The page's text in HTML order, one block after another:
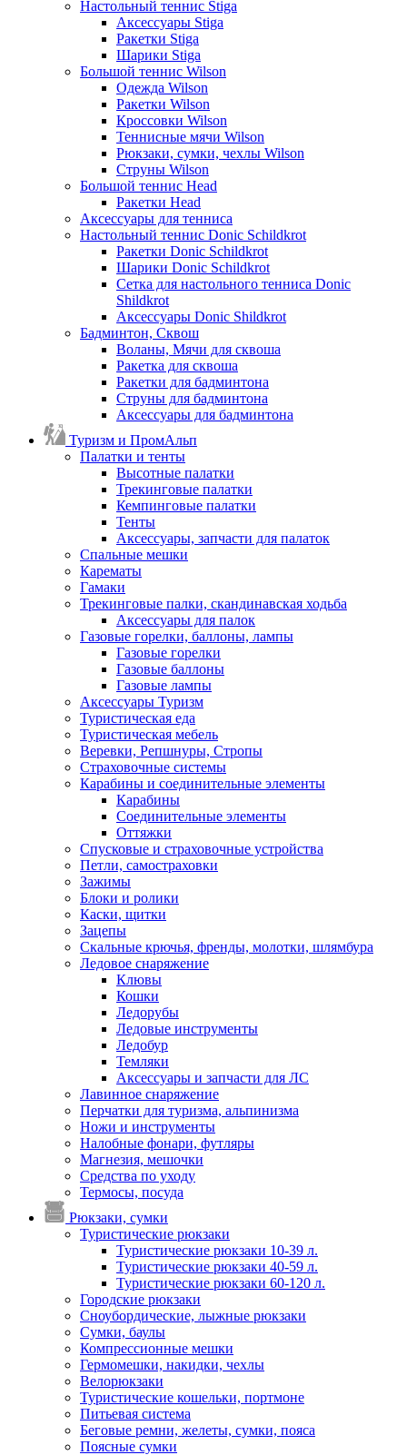
Настольный теннис Stiga
Аксессуары Stiga
Ракетки Stiga
Шарики Stiga
Большой теннис Wilson
Одежда Wilson
Ракетки Wilson
Кроссовки Wilson
Теннисные мячи Wilson
Рюкзаки, сумки, чехлы Wilson
Струны Wilson
Большой теннис Head
Ракетки Head
Аксессуары для тенниса
Настольный теннис Donic Schildkrot
Ракетки Donic Schildkrot
Шарики Donic Schildkrot
Сетка для настольного тенниса Donic
Shildkrot
Аксессуары Donic Shildkrot
Бадминтон, Сквош
Воланы, Мячи для сквоша
Ракетка для сквоша
Ракетки для бадминтона
Струны для бадминтона
Аксессуары для бадминтона
Туризм и ПромАльп
Палатки и тенты
Высотные палатки
Трекинговые палатки
Кемпинговые палатки
Тенты
Аксессуары, запчасти для палаток
Спальные мешки
Карематы
Гамаки
Трекинговые палки, скандинавская ходьба
Аксессуары для палок
Газовые горелки, баллоны, лампы
Газовые горелки
Газовые баллоны
Газовые лампы
Аксессуары Туризм
Туристическая еда
Туристическая мебель
Веревки, Репшнуры, Стропы
Страховочные системы
Карабины и соединительные элементы
Карабины
Соединительные элементы
Оттяжки
Спусковые и страховочные устройства
Петли, самостраховки
Зажимы
Блоки и ролики
Каски, щитки
Зацепы
Скальные крючья, френды, молотки, шлямбура
Ледовое снаряжение
Клювы
Кошки
Ледорубы
Ледовые инструменты
Ледобур
Темляки
Аксессуары и запчасти для ЛС
Лавинное снаряжение
Перчатки для туризма, альпинизма
Ножи и инструменты
Налобные фонари, футляры
Магнезия, мешочки
Средства по уходу
Термосы, посуда
Рюкзаки, сумки
Туристические рюкзаки
Туристические рюкзаки 10-39 л.
Туристические рюкзаки 40-59 л.
Туристические рюкзаки 60-120 л.
Городские рюкзаки
Сноубордические, лыжные рюкзаки
Сумки, баулы
Компрессионные мешки
Гермомешки, накидки, чехлы
Велорюкзаки
Туристические кошельки, портмоне
Питьевая система
Беговые ремни, желеты, сумки, пояса
Поясные сумки